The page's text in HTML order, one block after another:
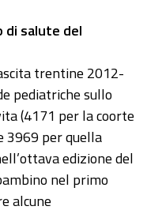
salute del
trentine 2012-
pediatriche sullo
(4171 per la coorte
3969 per quella
edizione del
nel primo
alcune